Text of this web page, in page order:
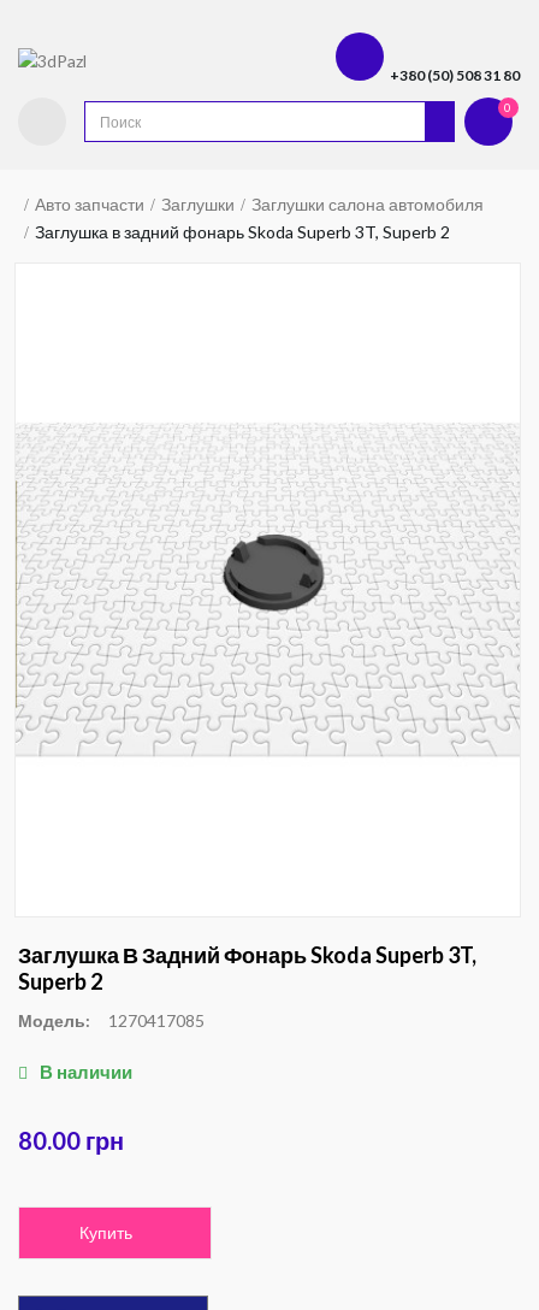
+380 (50) 508 31 80
0
Авто запчасти Заглушки
Заглушки салона автомобиля
Заглушка в задний фонарь Skoda Superb 3T, Superb 2
Заглушка В Задний Фонарь Skoda Superb 3T,
Superb 2
Модель: 1270417085
В наличии
80.00 грн
Купить